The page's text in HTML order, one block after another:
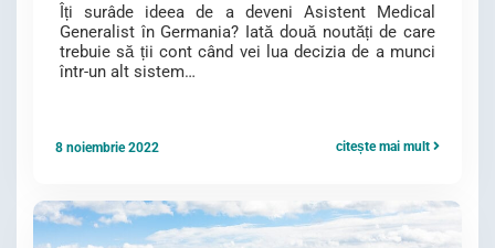
Îți surâde ideea de a deveni Asistent Medical
Generalist în Germania? Iată două noutăți de care
trebuie să ții cont când vei lua decizia de a munci
într-un alt sistem…
citește mai mult
8 noiembrie 2022